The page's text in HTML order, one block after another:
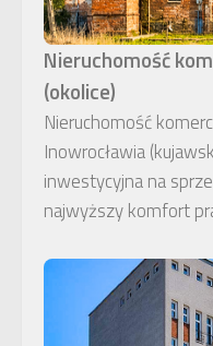
Nieruchomość
(okolice)
Nieruchomość
Inowrocławia
inwestycyjna na
najwyższy komfort